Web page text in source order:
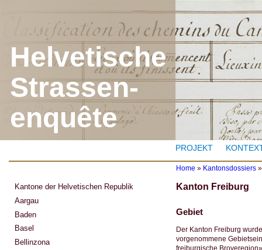
Helvetische
Strassen-
enquête
PROJEKT
Y
o
a
r
e
h
e
Home » Kantonsdossiers
Kanton Freiburg
Gebiet
Der Kanton Freiburg
vorgenommene
freiburgische
Kantone der Helvetischen Republik
Aargau
Baden
Basel
Bellinzona